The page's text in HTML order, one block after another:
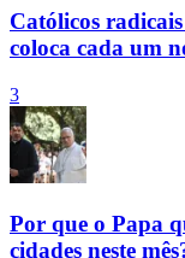
Católicos
coloca cada um
3
Por que o Papa
cidades neste